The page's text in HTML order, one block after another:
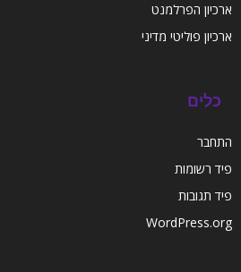
ארכיון הפרלמנט
ארכיון פוליטי מדיני
כלים
התחבר
פיד רשומות
פיד תגובות
WordPress.org